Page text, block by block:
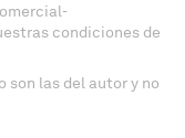
condiciones de
son las del autor y no